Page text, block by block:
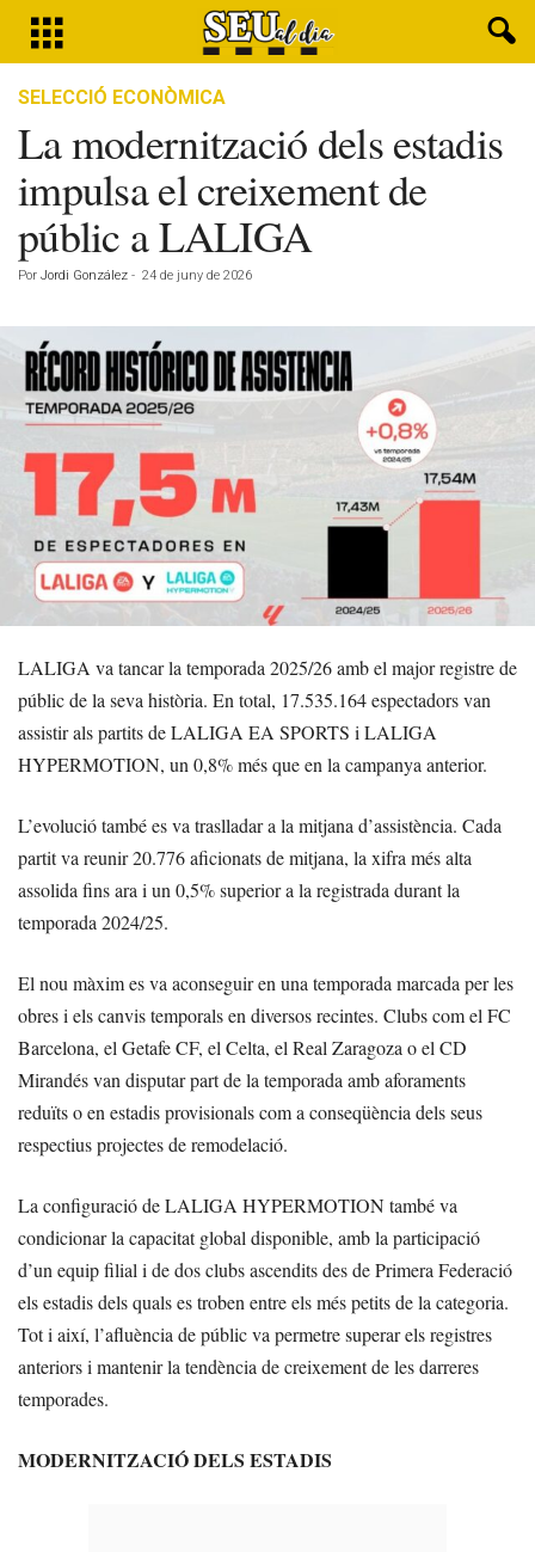
SELECCIÓ ECONÒMICA
La modernització dels estadis
impulsa el creixement de
públic a LALIGA
Por Jordi González - 24 de juny de 2026
LALIGA va tancar la temporada 2025/26 amb el major registre de
públic de la seva història. En total, 17.535.164 espectadors van
assistir als partits de LALIGA EA SPORTS i LALIGA
HYPERMOTION, un 0,8% més que en la campanya anterior.
L’evolució també es va traslladar a la mitjana d’assistència. Cada
partit va reunir 20.776 aficionats de mitjana, la xifra més alta
assolida fins ara i un 0,5% superior a la registrada durant la
temporada 2024/25.
El nou màxim es va aconseguir en una temporada marcada per les
obres i els canvis temporals en diversos recintes. Clubs com el FC
Barcelona, el Getafe CF, el Celta, el Real Zaragoza o el CD
Mirandés van disputar part de la temporada amb aforaments
reduïts o en estadis provisionals com a conseqüència dels seus
respectius projectes de remodelació.
La configuració de LALIGA HYPERMOTION també va
condicionar la capacitat global disponible, amb la participació
d’un equip filial i de dos clubs ascendits des de Primera Federació
els estadis dels quals es troben entre els més petits de la categoria.
Tot i així, l’afluència de públic va permetre superar els registres
anteriors i mantenir la tendència de creixement de les darreres
temporades.
MODERNITZACIÓ DELS ESTADIS